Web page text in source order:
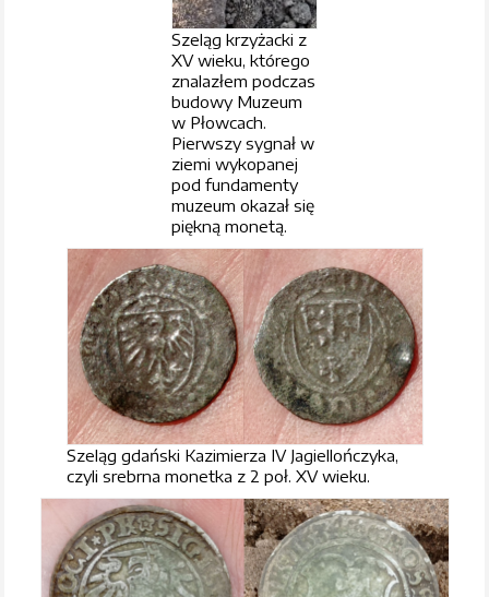
Szeląg krzyżacki z
XV wieku, którego
znalazłem podczas
budowy Muzeum
w Płowcach.
Pierwszy sygnał w
ziemi wykopanej
pod fundamenty
muzeum okazał się
piękną monetą.
Szeląg gdański Kazimierza IV Jagiellończyka,
czyli srebrna monetka z 2 poł. XV wieku.